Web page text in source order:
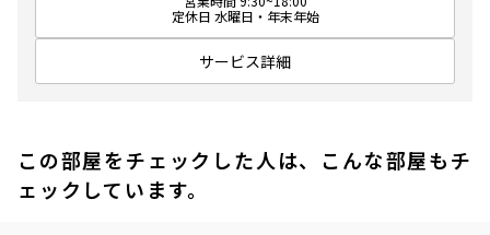
定休日 水曜日・年末年始
サービス詳細
この部屋をチェックした人は、こんな部屋もチ
ェックしています。